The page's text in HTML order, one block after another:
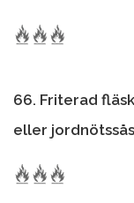
66. Friterad
eller jordnötssås